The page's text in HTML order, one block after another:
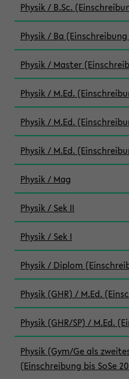
Physik / B.Sc.
Physik / Ba (Einschreibung
Physik / Master
Physik / M.Ed.
Physik / M.Ed.
Physik / M.Ed.
Physik / Mag
Physik / Sek II
Physik / Sek I
Physik / Diplom
Physik (GHR) / M.Ed.
Physik (GHR/SP) / M.Ed.
Physik (Gym/Ge als
(Einschreibung bis SoSe